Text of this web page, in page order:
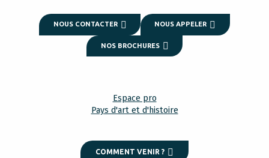
NOUS CONTACTER NOUS APPELER
NOS BROCHURES
Espace pro
Pays d'art et d'histoire
COMMENT VENIR ?